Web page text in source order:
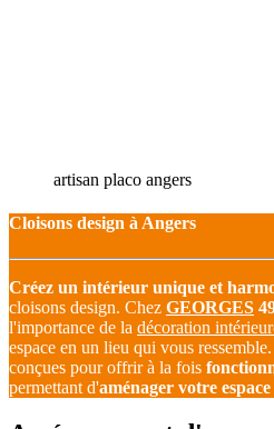
artisan placo angers
Cloisons design à Angers
Créez un intérieur unique et
cloisons design. Chez GEORGES
l'importance de la décoration
espace en un lieu qui vous
conçues pour offrir à la fois
permettant d'aménager votre espace